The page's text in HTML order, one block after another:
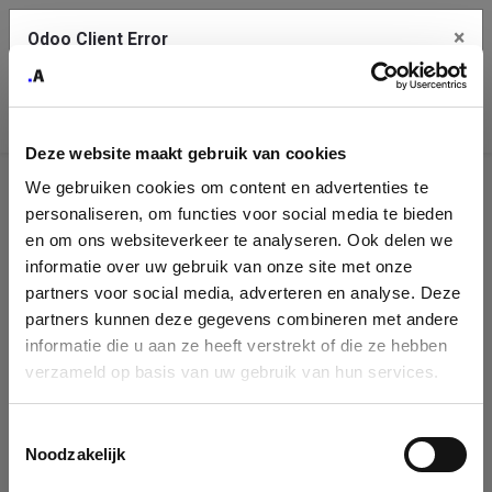
Deze website maakt gebruik van cookies
We gebruiken cookies om content en advertenties te
personaliseren, om functies voor social media te bieden
en om ons websiteverkeer te analyseren. Ook delen we
informatie over uw gebruik van onze site met onze
partners voor social media, adverteren en analyse. Deze
partners kunnen deze gegevens combineren met andere
informatie die u aan ze heeft verstrekt of die ze hebben
verzameld op basis van uw gebruik van hun services.
Noodzakelijk
Company
Identification
Please fill in your company details
You can search a company in our database by name, VAT or
enterprise ID. When a company is selected it will auto-complete the
form. If you don't find your company in our database, you can create
Odoo Client Error ×
service.
See details
Ok